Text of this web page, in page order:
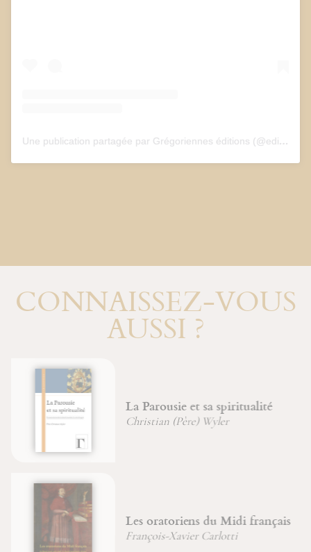
Une publication partagée par Grégoriennes éditions (@edition_gregoriennes)
CONNAISSEZ-VOUS
AUSSI ?
La Parousie et sa spiritualité
Christian (Père) Wyler
Les oratoriens du Midi français
François-Xavier Carlotti